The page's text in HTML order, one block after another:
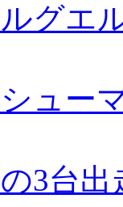
グエ
ュー
3台